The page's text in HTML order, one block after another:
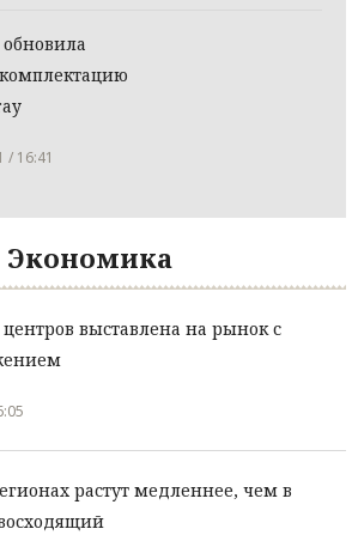
/ 16:41
Экономика
выставлена на рынок с
растут медленнее, чем в